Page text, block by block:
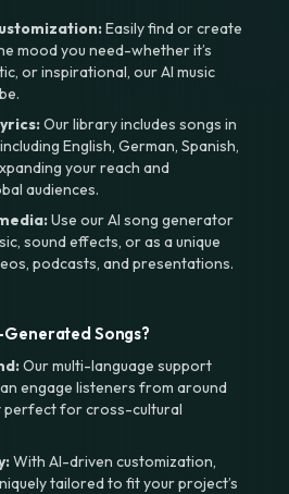
Easily find or create
mood you need-whether it’s
or inspirational, our AI music
Our library includes songs in
English, German, Spanish,
your reach and
audiences.
Use our AI song generator
sound effects, or as a unique
podcasts, and presentations.
Songs?
Our multi-language support
engage listeners from around
perfect for cross-cultural
With AI-driven customization,
tailored to fit your project’s